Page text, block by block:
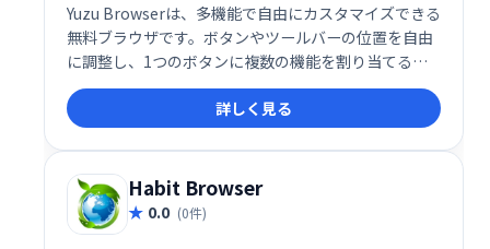
Yuzu Browserは、多機能で自由にカスタマイズできる
無料ブラウザです。ボタンやツールバーの位置を自由
に調整し、1つのボタンに複数の機能を割り当てるこ
とも可能です。広告もなく、あなただけの快適なブラ
ウザを構築できます。独自のレイアウトで、効率的な
作業を実現しましょう。
詳しく見る
Habit Browser
0.0 (0件)